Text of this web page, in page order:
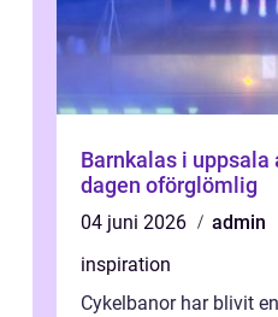
Barnkalas i uppsala aktiviteter som gör
dagen oförglömlig
04 juni 2026
admin
inspiration
Cykelbanor har blivit